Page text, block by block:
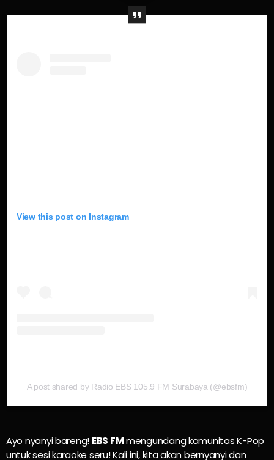
View this post on Instagram
A post shared by Radio EBS 105.9 FM Surabaya (@ebsfm)
Ayo nyanyi bareng! EBS FMmengundang komunitas K-Pop
untuk sesi karaoke seru! Kali ini, kita akan bernyanyi dan